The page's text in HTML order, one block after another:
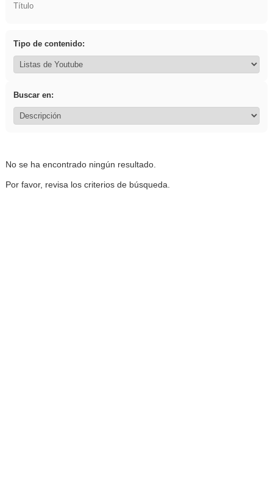
Título
Tipo de contenido:
Buscar en:
No se ha encontrado ningún resultado.
Por favor, revisa los criterios de búsqueda.